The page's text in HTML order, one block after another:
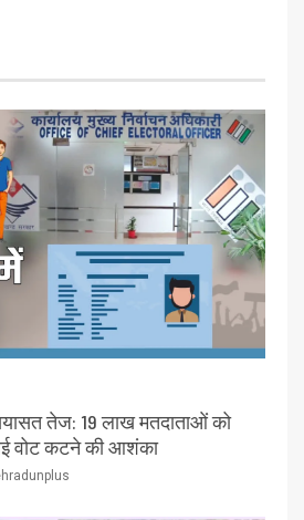
तेज: 19 लाख मतदाताओं को
वोट कटने की आशंका